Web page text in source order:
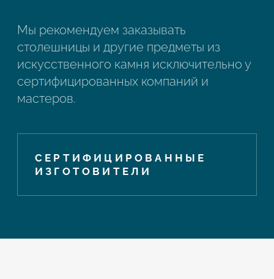
Мы рекомендуем заказывать
столешницы и другие предметы из
искусственного камня исключительно у
сертифицированных компаний и
мастеров.
СЕРТИФИЦИРОВАННЫЕ
ИЗГОТОВИТЕЛИ